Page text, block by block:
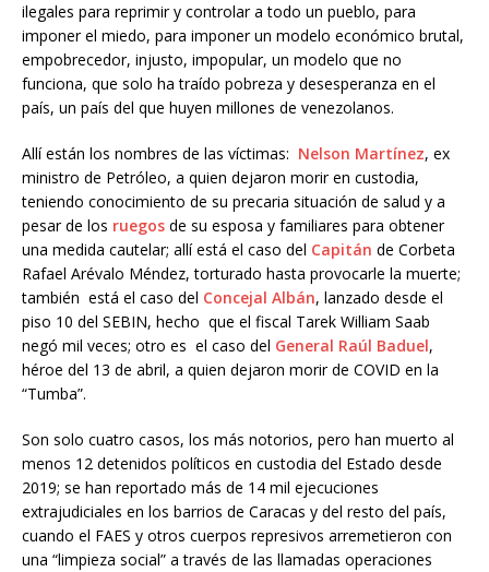
ilegales para reprimir y controlar a todo un pueblo, para
imponer el miedo, para imponer un modelo económico brutal,
empobrecedor, injusto, impopular, un modelo que no
funciona, que solo ha traído pobreza y desesperanza en el
país, un país del que huyen millones de venezolanos.
Allí están los nombres de las víctimas: Nelson Martínez, ex
ministro de Petróleo, a quien dejaron morir en custodia,
teniendo conocimiento de su precaria situación de salud y a
pesar de los ruegos de su esposa y familiares para obtener
una medida cautelar; allí está el caso del Capitán de Corbeta
Rafael Arévalo Méndez, torturado hasta provocarle la muerte;
también está el caso del Concejal Albán, lanzado desde el
piso 10 del SEBIN, hecho que el fiscal Tarek William Saab
negó mil veces; otro es el caso del General Raúl Baduel,
héroe del 13 de abril, a quien dejaron morir de COVID en la
“Tumba”.
Son solo cuatro casos, los más notorios, pero han muerto al
menos 12 detenidos políticos en custodia del Estado desde
2019; se han reportado más de 14 mil ejecuciones
extrajudiciales en los barrios de Caracas y del resto del país,
cuando el FAES y otros cuerpos represivos arremetieron con
una “limpieza social” a través de las llamadas operaciones